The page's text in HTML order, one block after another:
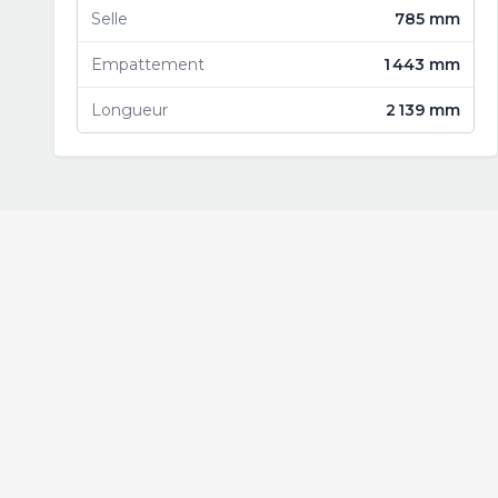
Selle 785 mm
Empattement 1 443 mm
Longueur 2 139 mm